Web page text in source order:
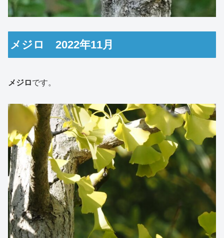
メジロ 2022年11月
メジロです。